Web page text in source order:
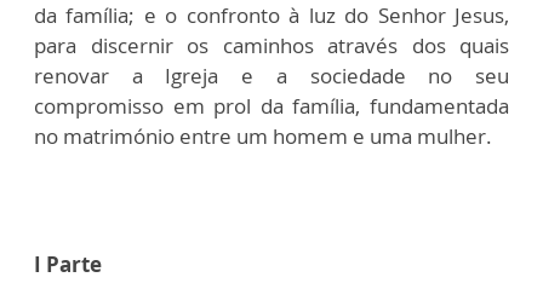
da família; e o confronto à luz do Senhor Jesus,
para discernir os caminhos através dos quais
renovar a Igreja e a sociedade no seu
compromisso em prol da família, fundamentada
no matrimónio entre um homem e uma mulher.
I Parte